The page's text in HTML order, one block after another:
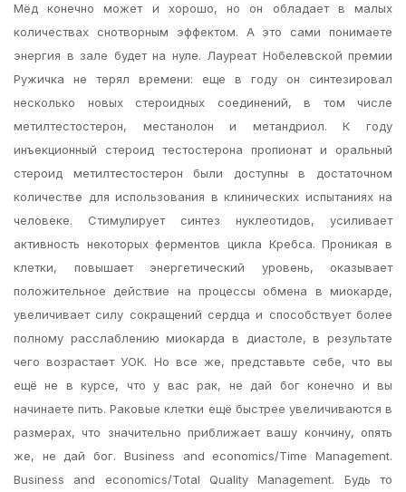
Мёд конечно может и хорошо, но он обладает в малых
количествах снотворным эффектом. А это сами понимаете
энергия в зале будет на нуле. Лауреат Нобелевской премии
Ружичка не терял времени: еще в году он синтезировал
несколько новых стероидных соединений, в том числе
метилтестостерон, местанолон и метандриол. К году
инъекционный стероид тестостерона пропионат и оральный
стероид метилтестостерон были доступны в достаточном
количестве для использования в клинических испытаниях на
человеке. Стимулирует синтез нуклеотидов, усиливает
активность некоторых ферментов цикла Кребса. Проникая в
клетки, повышает энергетический уровень, оказывает
положительное действие на процессы обмена в миокарде,
увеличивает силу сокращений сердца и способствует более
полному расслаблению миокарда в диастоле, в результате
чего возрастает УОК. Но все же, представьте себе, что вы
ещё не в курсе, что у вас рак, не дай бог конечно и вы
начинаете пить. Раковые клетки ещё быстрее увеличиваются в
размерах, что значительно приближает вашу кончину, опять
же, не дай бог. Business and economics/Time Management.
Business and economics/Total Quality Management. Будь то